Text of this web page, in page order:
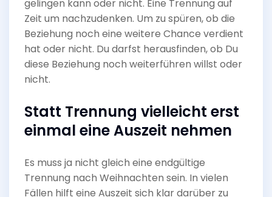
gelingen kann oder nicht. Eine Trennung auf
Zeit um nachzudenken. Um zu spüren, ob die
Beziehung noch eine weitere Chance verdient
hat oder nicht. Du darfst herausfinden, ob Du
diese Beziehung noch weiterführen willst oder
nicht.
Statt Trennung vielleicht erst
einmal eine Auszeit nehmen
Es muss ja nicht gleich eine endgültige
Trennung nach Weihnachten sein. In vielen
Fällen hilft eine Auszeit sich klar darüber zu